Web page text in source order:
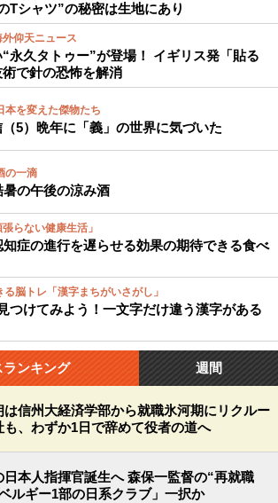
Tシャツ”の秘密は生地にあり
外仰天ニュース
永久タトゥー”が登場！ イギリス発「貼る
で針の恐怖を解消
本を変えた傑物たち
（5）晩年に「義」の世界に気づいた
の一滴
暑の午後の涼み酒
らない健康生活」
知症の進行を遅らせる効果の期待できる食べ
脳トレ「漢字まちがいさがし」
けてみよう！一文字だけ違う漢字がある
ランキング 週間
は信州大経済学部から就職氷河期にリクルー
も、わずか1日で辞めて役者の道へ
日本人指揮官誕生へ 森保一監督の“再就職
ルギー1部の日系クラブ」一択か